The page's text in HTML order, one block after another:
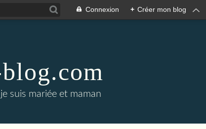
Connexion + Créer mon blog
suis mariée et maman